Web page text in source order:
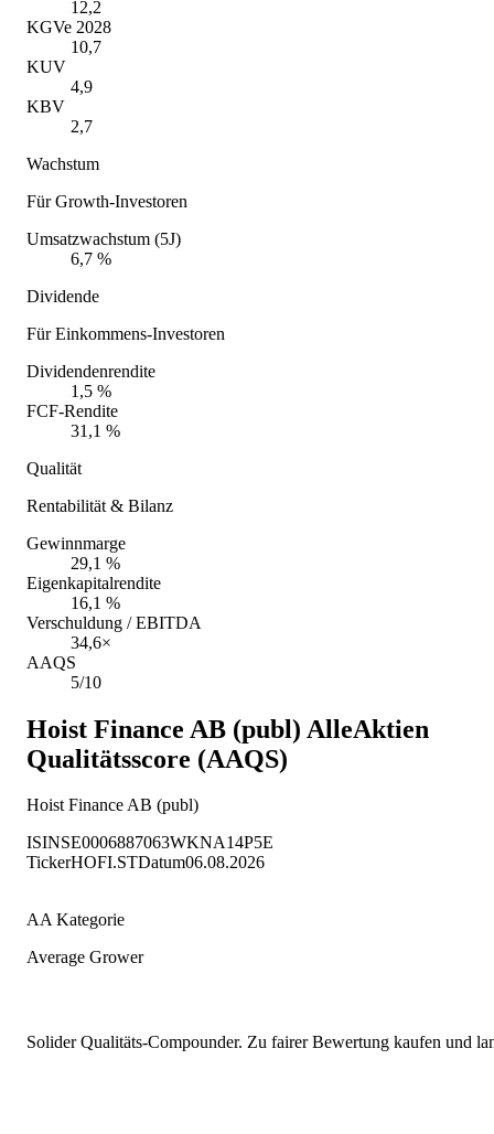
12,2
KGVe 2028
10,7
KUV
4,9
KBV
2,7
Wachstum
Für Growth-Investoren
Umsatzwachstum (5J)
6,7 %
Dividende
Für Einkommens-Investoren
Dividendenrendite
1,5 %
FCF-Rendite
31,1 %
Qualität
Rentabilität & Bilanz
Gewinnmarge
29,1 %
Eigenkapitalrendite
16,1 %
Verschuldung / EBITDA
34,6×
AAQS
5/10
Hoist Finance AB (publ) AlleAktien
Qualitätsscore (AAQS)
Hoist Finance AB (publ)
ISINSE0006887063WKNA14P5E
TickerHOFI.STDatum06.08.2026
AA Kategorie
Average Grower
Solider Qualitäts-Compounder. Zu fairer Bewertung kaufen und